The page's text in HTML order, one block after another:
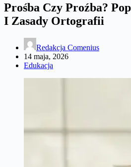
Prośba Czy Proźba?
I Zasady Ortografii
Redakcja Comenius
14 maja, 2026
Edukacja